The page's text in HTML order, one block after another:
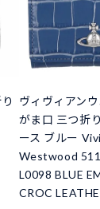
ヴィヴィアン
がま口 三つ折
ース ブルー
Westwood
L0098 BLUE
CROC